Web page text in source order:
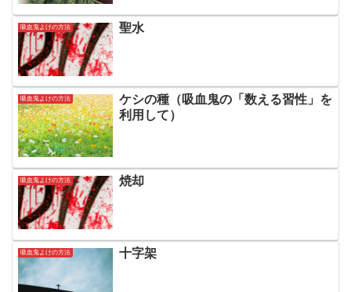
吸血鬼よけの方法 聖水
吸血鬼よけの方法
ケシの種（吸血鬼の「数える習性」を
利用して）
吸血鬼よけの方法 焼却
吸血鬼よけの方法 十字架